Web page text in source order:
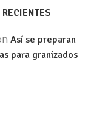
Así se preparan
para granizados